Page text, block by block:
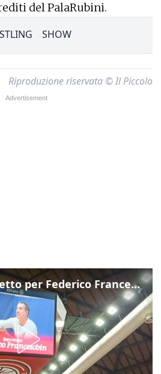
del PalaRubini.
SHOW
Riproduzione riservata © Il Piccolo
I messaggi di affetto per Federico Franceschin: così il mondo del basket gli è stato accanto fino all’ultimo